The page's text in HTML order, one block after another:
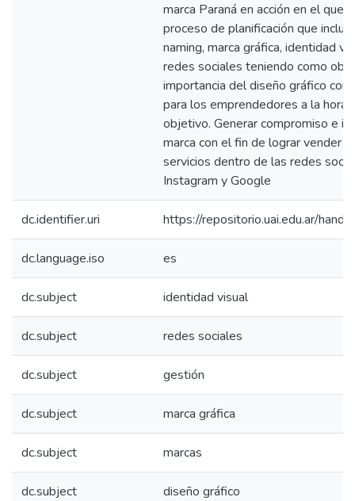
marca Paraná en acción en el que
proceso de planificación que
naming, marca gráfica, identidad
redes sociales teniendo como
importancia del diseño gráfico
para los emprendedores a la hora
objetivo. Generar compromiso e
marca con el fin de lograr vender
servicios dentro de las redes
Instagram y Google
dc.identifier.uri https://repositorio.uai.edu.ar/
dc.language.iso es
dc.subject identidad visual
dc.subject redes sociales
dc.subject gestión
dc.subject marca gráfica
dc.subject marcas
dc.subject diseño gráfico